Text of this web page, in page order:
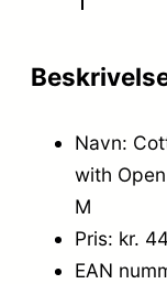
Navn:
with
M
Pris: kr.
EAN